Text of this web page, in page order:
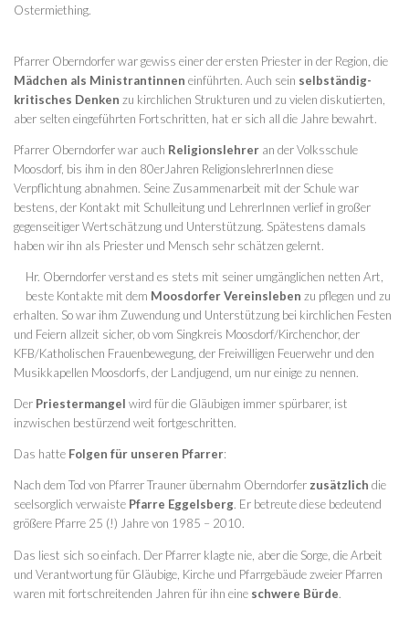
Ostermiething.
Pfarrer Oberndorfer war gewiss einer der ersten Priester in der Region, die
Mädchen als Ministrantinnen einführten. Auch sein selbständig-
kritisches Denken zu kirchlichen Strukturen und zu vielen diskutierten,
aber selten eingeführten Fortschritten, hat er sich all die Jahre bewahrt.
Pfarrer Oberndorfer war auch Religionslehrer an der Volksschule
Moosdorf, bis ihm in den 80erJahren ReligionslehrerInnen diese
Verpflichtung abnahmen. Seine Zusammenarbeit mit der Schule war
bestens, der Kontakt mit Schulleitung und LehrerInnen verlief in großer
gegenseitiger Wertschätzung und Unterstützung. Spätestens damals
haben wir ihn als Priester und Mensch sehr schätzen gelernt.
Hr. Oberndorfer verstand es stets mit seiner umgänglichen netten Art,
beste Kontakte mit dem Moosdorfer Vereinsleben zu pflegen und zu
erhalten. So war ihm Zuwendung und Unterstützung bei kirchlichen Festen
und Feiern allzeit sicher, ob vom Singkreis Moosdorf/Kirchenchor, der
KFB/Katholischen Frauenbewegung, der Freiwilligen Feuerwehr und den
Musikkapellen Moosdorfs, der Landjugend, um nur einige zu nennen.
Der Priestermangel wird für die Gläubigen immer spürbarer, ist
inzwischen bestürzend weit fortgeschritten.
Das hatte Folgen für unseren Pfarrer:
Nach dem Tod von Pfarrer Trauner übernahm Oberndorferzusätzlich die
seelsorglich verwaiste Pfarre Eggelsberg. Er betreute diese bedeutend
größere Pfarre 25 (!) Jahre von 1985 – 2010.
Das liest sich so einfach. Der Pfarrer klagte nie, aber die Sorge, die Arbeit
und Verantwortung für Gläubige, Kirche und Pfarrgebäude zweier Pfarren
waren mit fortschreitenden Jahren für ihn eine schwere Bürde.